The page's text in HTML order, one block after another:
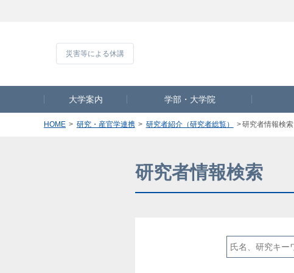
大学案内 学部・大学院
HOME 研究・産官学連携 研究者紹介（研究者総覧） 研究者情報検索
研究者情報検索